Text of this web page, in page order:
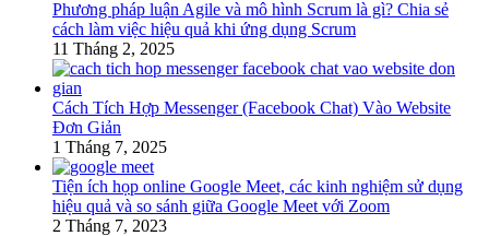
Phương pháp luận Agile và mô hình Scrum là gì? Chia sẻ
cách làm việc hiệu quả khi ứng dụng Scrum
11 Tháng 2, 2025
Cách Tích Hợp Messenger (Facebook Chat) Vào Website
Đơn Giản
1 Tháng 7, 2025
Tiện ích họp online Google Meet, các kinh nghiệm sử dụng
hiệu quả và so sánh giữa Google Meet với Zoom
2 Tháng 7, 2023